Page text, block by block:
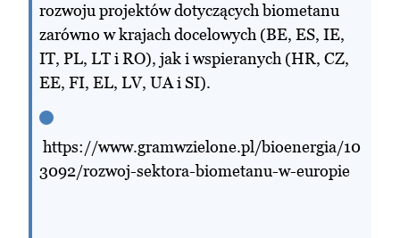
rozwoju projektów dotyczących biometanu
zarówno w krajach docelowych (BE, ES, IE,
IT, PL, LT i RO), jak i wspieranych (HR, CZ,
EE, FI, EL, LV, UA i SI).
https://www.gramwzielone.pl/bioenergia/10
3092/rozwoj-sektora-biometanu-w-europie